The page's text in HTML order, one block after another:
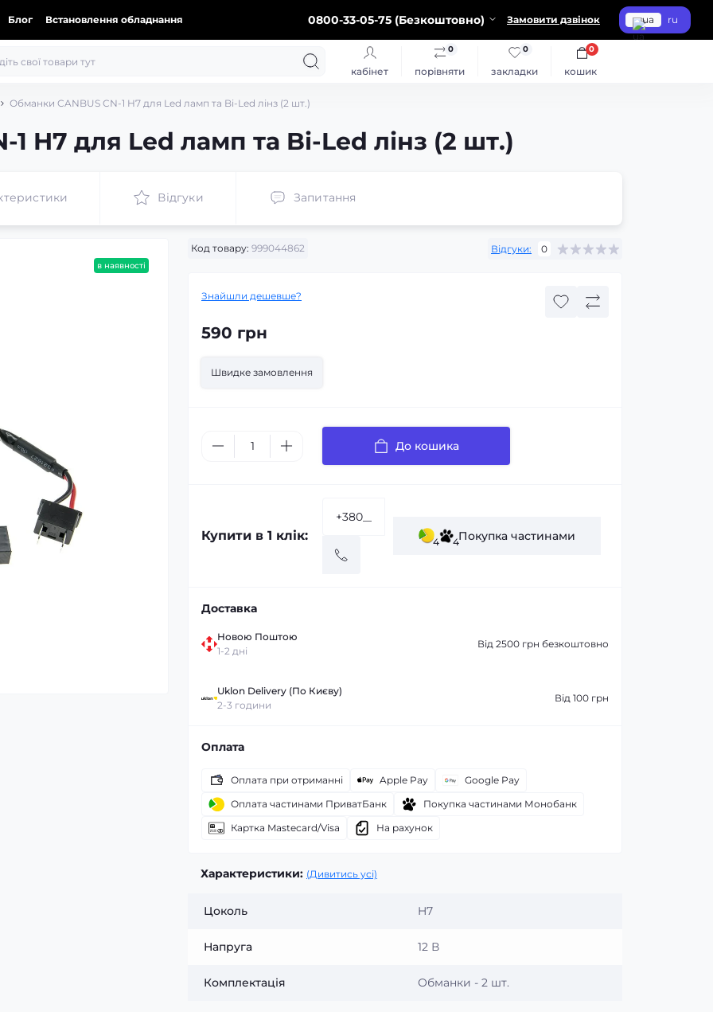
Блог Встановлення обладнання 0800-33-05-75 (Безкоштовно) Замовити дзвінок ua ru
кабінет порівняти
0
закладки
0
кошик
0
Обманки CANBUS CN-1 H7 для Led ламп та Bi-Led лінз (2 шт.)
H7 для Led ламп та Bi-Led лінз (2 шт.)
Відгуки Запитання
в наявності
Код товару: 999044862 Відгуки: 0
Знайшли дешевше?
590 грн
Швидке замовлення
До кошика
Купити в 1 клік: 4 4Покупка частинами
Доставка
Новою Поштою
1-2 дні
Від 2500 грн безкоштовно
Uklon Delivery (По Києву)
2-3 години
Від 100 грн
Оплата
Оплата при отриманні Apple Pay
Google Pay
Оплата частинами ПриватБанк
Покупка частинами Монобанк
Картка Mastecard/Visa
На рахунок
Характеристики: (Дивитись усі)
Цоколь H7
Напруга 12 В
Комплектація Обманки - 2 шт.